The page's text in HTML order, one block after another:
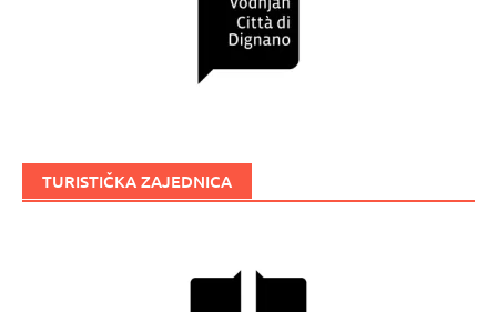
TURISTIČKA ZAJEDNICA